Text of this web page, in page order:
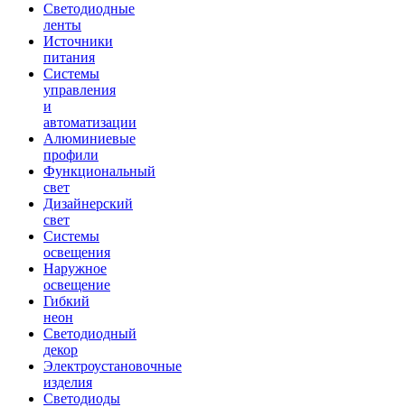
Светодиодные
ленты
Источники
питания
Системы
управления
и
автоматизации
Алюминиевые
профили
Функциональный
свет
Дизайнерский
свет
Системы
освещения
Наружное
освещение
Гибкий
неон
Светодиодный
декор
Электроустановочные
изделия
Светодиоды